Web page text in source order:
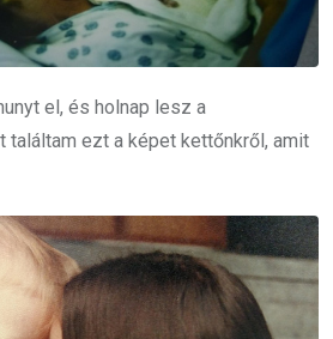
el, és holnap lesz a
ezt a képet kettőnkről, amit